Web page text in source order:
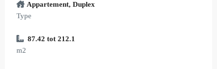
Appartement, Duplex
Type
87.42 tot 212.1
m2